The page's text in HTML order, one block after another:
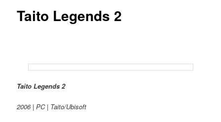
Taito Legends 2
Taito Legends 2
2006 | PC | Taito/Ubisoft